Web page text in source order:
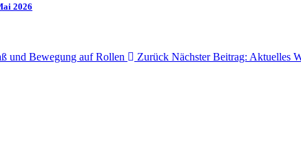
2026
und Bewegung auf Rollen
Zurück Nächster Beitrag: Aktuelles